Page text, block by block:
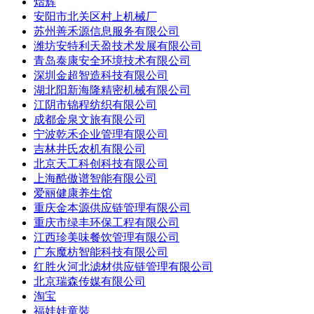
安阳市北关区村上机械厂
苏州善禾源信息服务有限公司
潍坊安特利天盈技术发展有限公司
青岛泰康安全环境技术有限公司
深圳金超智造科技有限公司
湖北阳新海隆精密机械有限公司
江阴市锦程纺织有限公司
成都金泉文旅有限公司
宁波乾禾企业管理有限公司
吉林井氏农机有限公司
北京天工科创科技有限公司
上海酷傲谱智能有限公司
爱丽健康养生馆
重庆金本源供应链管理有限公司
重庆市绿丰环保工程有限公司
江西珍美味餐饮管理有限公司
广东魔枋智能科技有限公司
红胜火河北滤材供应链管理有限公司
北京瑞森传媒有限公司
淘宝
福娃娃童裝